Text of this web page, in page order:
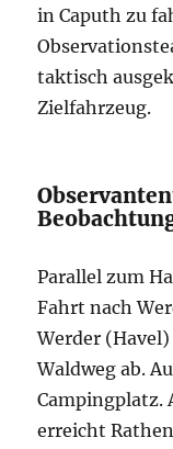
in Caputh zu
taktisch
Zielfahrzeug.
Parallel zum
Fahrt nach
Werder
Waldweg ab.
Campingplatz.
erreicht